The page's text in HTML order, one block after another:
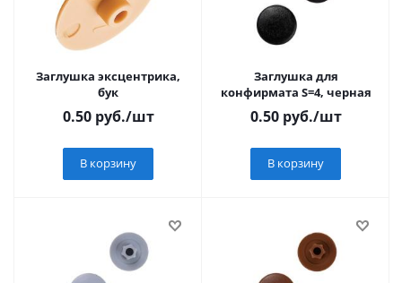
Заглушка эксцентрика,
бук
0.50руб./шт
В корзину
Заглушка для
конфирмата S=4, черная
0.50руб./шт
В корзину